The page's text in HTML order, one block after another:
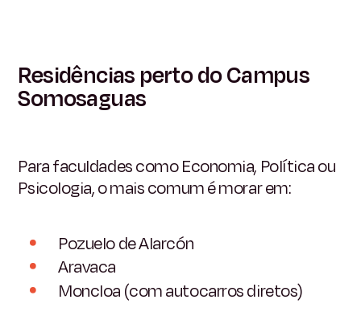
Residências perto do Campus
Somosaguas
Para faculdades como Economia, Política ou
Psicologia, o mais comum é morar em:
Pozuelo de Alarcón
Aravaca
Moncloa (com autocarros diretos)